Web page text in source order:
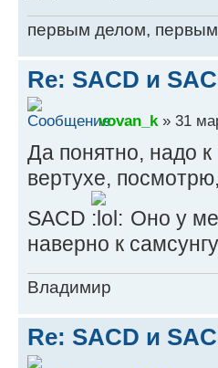
первым делом,
Re: SACD и
vovan_k» 31
Да понятно, надо к
вертухе,
SACD
Оно у
наверно к
Владимир
Re: SACD и